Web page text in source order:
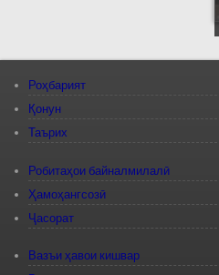
Роҳбарият
Қонун
Таърих
Робитаҳои байналмилалӣ
Ҳамоҳангсозӣ
Ҷасорат
Вазъи ҳавои кишвар